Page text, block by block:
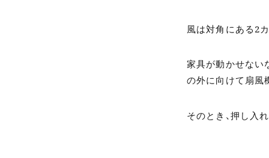
風は対角にある2
家具が動かせない
の外に向けて扇風
そのとき、押し入